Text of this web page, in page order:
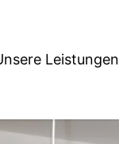
Leistungen